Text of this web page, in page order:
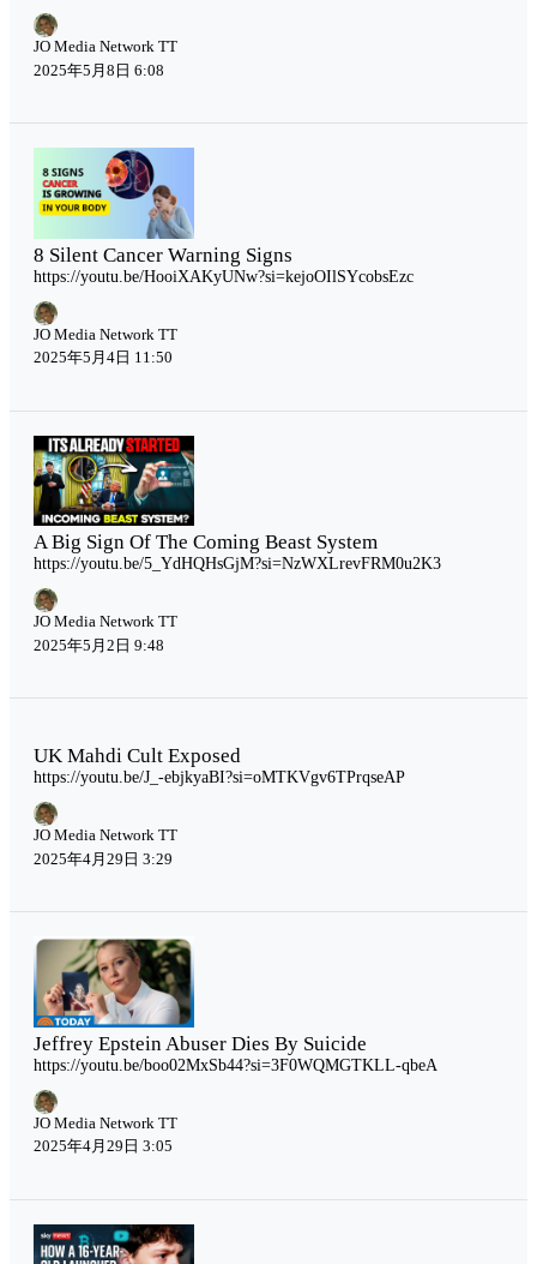
JO Media Network TT
2025年5月8日 6:08
8 Silent Cancer Warning Signs
https://youtu.be/HooiXAKyUNw?si=kejoOIlSYcobsEzc
JO Media Network TT
2025年5月4日 11:50
A Big Sign Of The Coming Beast System
https://youtu.be/5_YdHQHsGjM?si=NzWXLrevFRM0u2K3
JO Media Network TT
2025年5月2日 9:48
UK Mahdi Cult Exposed
https://youtu.be/J_-ebjkyaBI?si=oMTKVgv6TPrqseAP
JO Media Network TT
2025年4月29日 3:29
Jeffrey Epstein Abuser Dies By Suicide
https://youtu.be/boo02MxSb44?si=3F0WQMGTKLL-qbeA
JO Media Network TT
2025年4月29日 3:05